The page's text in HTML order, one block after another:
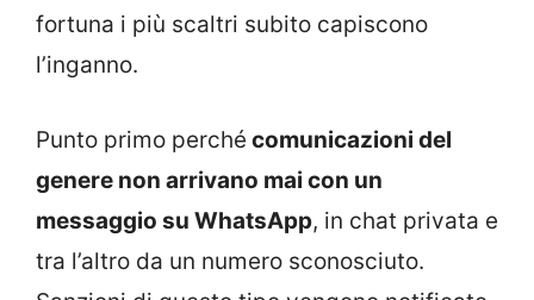
fortuna i più scaltri subito capiscono
l’inganno.
Punto primo perché comunicazioni del
genere non arrivano mai con un
messaggio su WhatsApp, in chat privata e
tra l’altro da un numero sconosciuto.